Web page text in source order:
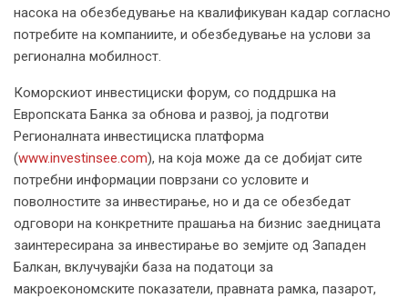
насока на обезбедување на квалификуван кадар согласно
потребите на компаниите, и обезбедување на услови за
регионална мобилност.
Коморскиот инвестициски форум, со поддршка на
Европската Банка за обнова и развој, ја подготви
Регионалната инвестициска платформа
(www.investinsee.com), на која може да се добијат сите
потребни информации поврзани со условите и
поволностите за инвестирање, но и да се обезбедат
одговори на конкретните прашања на бизнис заедницата
заинтересирана за инвестирање во земјите од Западен
Балкан, вклучувајќи база на податоци за
макроекономските показатели, правната рамка, пазарот,